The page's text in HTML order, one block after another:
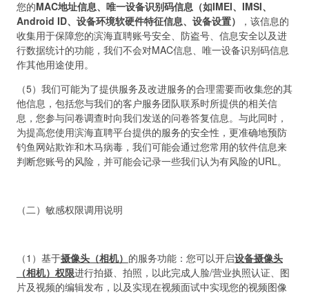
您的MAC地址信息、唯一设备识别码信息（如IMEI、IMSI、
Android ID、设备环境软硬件特征信息、设备设置）
，该信息的
收集用于保障您的滨海直聘账号安全、防盗号、信息安全以及进
行数据统计的功能，我们不会对MAC信息、唯一设备识别码信息
作其他用途使用。
（5）我们可能为了提供服务及改进服务的合理需要而收集您的其
他信息，包括您与我们的客户服务团队联系时所提供的相关信
息，您参与问卷调查时向我们发送的问卷答复信息。与此同时，
为提高您使用滨海直聘平台提供的服务的安全性，更准确地预防
钓鱼网站欺诈和木马病毒，我们可能会通过您常用的软件信息来
判断您账号的风险，并可能会记录一些我们认为有风险的URL。
（二）敏感权限调用说明
（1）基于摄像头（相机） 的服务功能：您可以开启设备摄像头
（相机）权限进行拍摄、拍照，以此完成人脸/营业执照认证、图
片及视频的编辑发布，以及实现在视频面试中实现您的视频图像